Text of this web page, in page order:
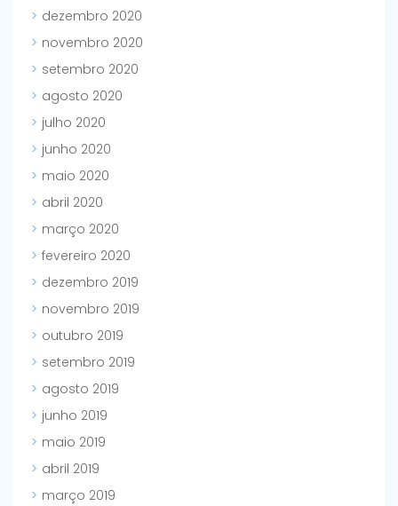
dezembro 2020
novembro 2020
setembro 2020
agosto 2020
julho 2020
junho 2020
maio 2020
abril 2020
março 2020
fevereiro 2020
dezembro 2019
novembro 2019
outubro 2019
setembro 2019
agosto 2019
junho 2019
maio 2019
abril 2019
março 2019